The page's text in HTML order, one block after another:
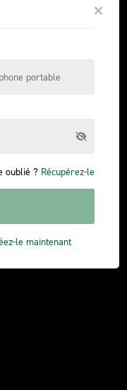
oublié ? Récupérez-le
le maintenant